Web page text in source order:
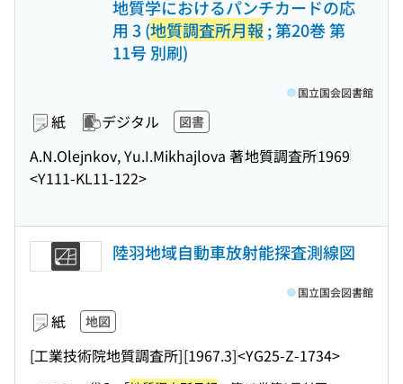
地質学におけるパンチカードの応
用 3 (地質調査所月報 ; 第20巻 第
11号 別刷)
紙 デジタル 図書
A.N.Olejnkov, Yu.I.Mikhajlova 著地質調査所1969
<Y111-KL11-122>
国立国会図書館
陸羽地域自動車放射能探査測線図
紙 地図
[工業技術院地質調査所][1967.3]<YG25-Z-1734>
国立国会図書館